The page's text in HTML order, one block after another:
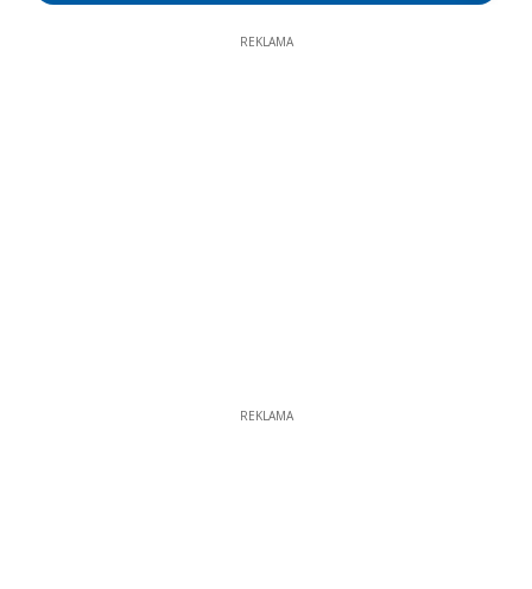
REKLAMA
REKLAMA